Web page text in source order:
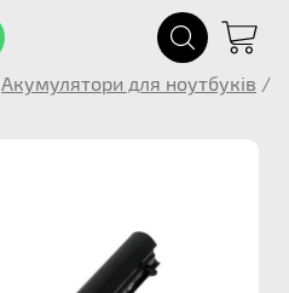
Акумулятори для ноутбуків /